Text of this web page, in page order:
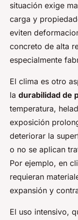
situación exige
carga y
eviten
concreto de alta
especialmente
El clima es otro
la durabilidad de
temperatura,
exposición
deteriorar la
o no se aplican
Por ejemplo, en
requieran
expansión y
El uso intensivo,